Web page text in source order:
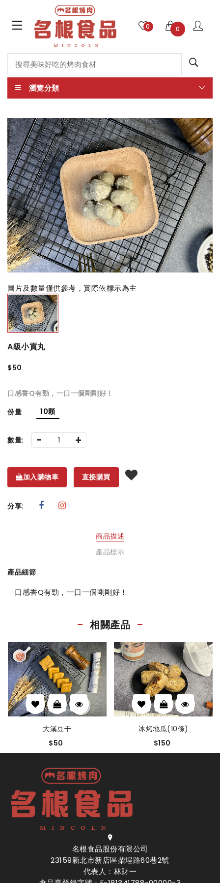
0 0
瀏覽分類
圖片及數量僅供參考，實際依標示為主
A級小貢丸
$50
口感香Q有勁，一口一個剛剛好！
份量
10顆
數量: - +
加入購物車 直接購買
分享:
商品描述
產品標示
產品細節
口感香Q有勁，一口一個剛剛好！
相關產品
大溪豆干
$50
冰烤地瓜(10條)
$150
名根食品股份有限公司
23159新北市新店區柴埕路60巷2號
代表人：林財一